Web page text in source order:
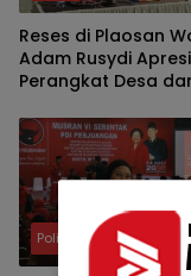
Reses di Plaosan
Adam Rusydi
Perangkat Desa
Usulan TPS dan
Olahraga
Politik